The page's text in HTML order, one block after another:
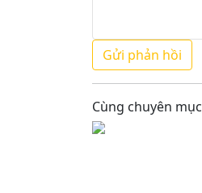
Cùng chuyên mục